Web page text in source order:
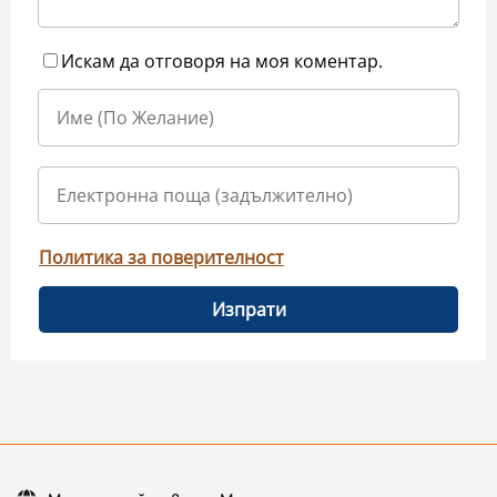
Искам да отговоря на моя коментар.
Политика за поверителност
Изпрати